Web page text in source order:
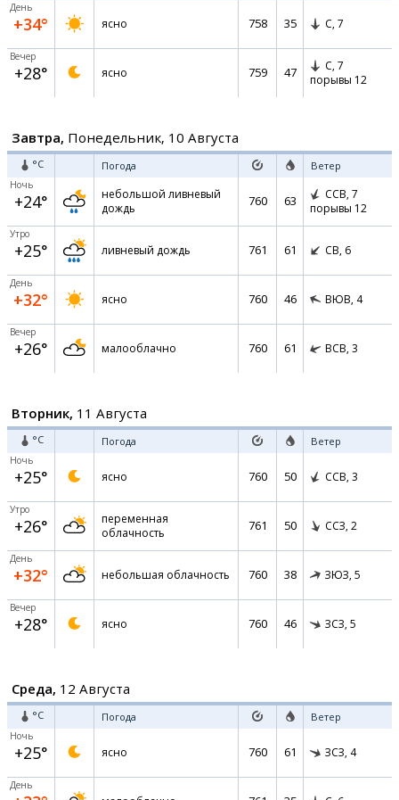
День
+34° ясно 758 35 С, 7
Вечер
+28° ясно 759 47 С, 7
порывы 12
Завтра, Понедельник, 10 Августа
°C Погода Ветер
Ночь
+24°
небольшой ливневый
дождь
760 63 ССВ, 7
порывы 12
Утро
+25° ливневый дождь 761 61 СВ, 6
День
+32° ясно 760 46 ВЮВ, 4
Вечер
+26° малооблачно 760 61 ВСВ, 3
Вторник, 11 Августа
°C Погода Ветер
Ночь
+25° ясно 760 50 ССВ, 3
Утро
+26°
переменная
облачность
761 50 ССЗ, 2
День
+32° небольшая облачность 760 38 ЗЮЗ, 5
Вечер
+28° ясно 760 46 ЗСЗ, 5
Среда, 12 Августа
°C Погода Ветер
Ночь
+25° ясно 760 61 ЗСЗ, 4
День